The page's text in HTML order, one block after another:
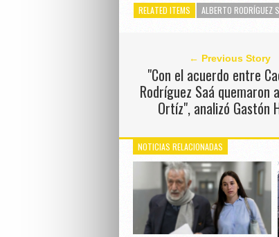
RELATED ITEMS ALBERTO RODRÍGUEZ
← Previous Story
"Con el acuerdo entre
Rodríguez Saá quemaron
Ortíz", analizó Gastón
NOTICIAS RELACIONADAS